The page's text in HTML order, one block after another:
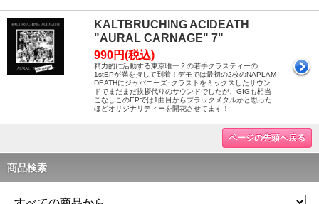
KALTBRUCHING ACIDEATH
"AURAL CARNAGE" 7"
990円(税込)
精力的に活動する東京唯一？の若手クラスティーの
1stEPが満を持して到着！デモでは最初の2枚のNAPLAM
DEATHにジャパニーズ･クラストをミックスしたサウン
ドでまだまだ挨拶代りのサウンドでしたが、GIGも相当
こなしこのEPでは1曲目からブラックメタルかと思った
ほどオリジナリティーを開花させてます！
ページの先頭へ戻る
商品検索